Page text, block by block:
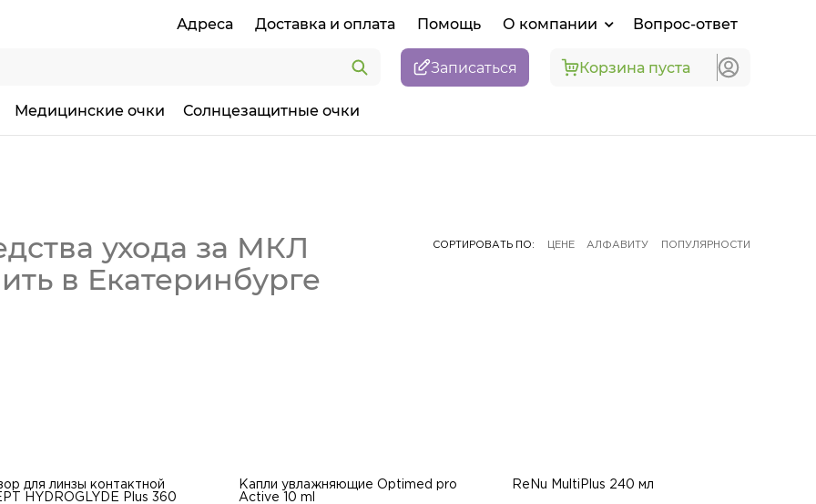
Адреса Доставка и оплата Помощь О компании Вопрос-ответ
Записаться Корзина пуста
Медицинские очки Солнцезащитные очки
ухода за МКЛ
в Екатеринбурге
СОРТИРОВАТЬ ПО: ЦЕНЕ АЛФАВИТУ ПОПУЛЯРНОСТИ
для линзы контактной
HYDROGLYDE Plus 360
Капли увлажняющие Optimed pro
Active 10 ml
ReNu MultiPlus 240 мл